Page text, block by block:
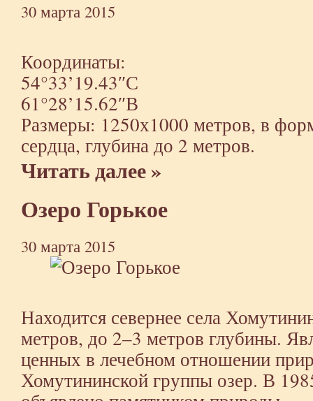
30 марта 2015
Координаты:
54°33’19.43″С
61°28’15.62″В
Размеры: 1250х1000 метров, в
сердца, глубина до 2 метров.
Читать далее »
Озеро Горькое
30 марта 2015
Находится севернее села
метров, до 2–3 метров глубины.
ценных в лечебном отношении
Хомутининской группы озер. В